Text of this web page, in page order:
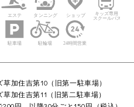
草加住吉第10（旧第一駐車場）
草加住吉第11（旧第二駐車場）